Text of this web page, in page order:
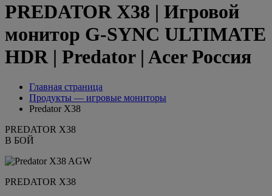
PREDATOR X38 | Игровой
монитор G-SYNC ULTIMATE
HDR | Predator | Acer Россия
Главная страница
Продукты — игровые мониторы
Predator X38
PREDATOR X38
В БОЙ
PREDATOR X38